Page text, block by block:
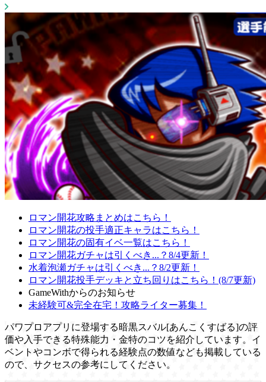
ロマン開花攻略まとめはこちら！
ロマン開花の投手適正キャラはこちら！
ロマン開花の固有イベ一覧はこちら！
ロマン開花ガチャは引くべき...？8/4更新！
水着泡瀬ガチャは引くべき...？8/2更新！
ロマン開花投手デッキと立ち回りはこちら！(8/7更新)
GameWithからのお知らせ
未経験可&完全在宅！攻略ライター募集！
パワプロアプリに登場する暗黒スバル[あんこくすばる]の評
価や入手できる特殊能力・金特のコツを紹介しています。イ
ベントやコンボで得られる経験点の数値なども掲載している
ので、サクセスの参考にしてください。